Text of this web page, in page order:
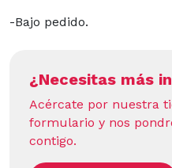
-Bajo pedido.
¿Necesitas más
Acércate por nuestra
formulario y nos
contigo.